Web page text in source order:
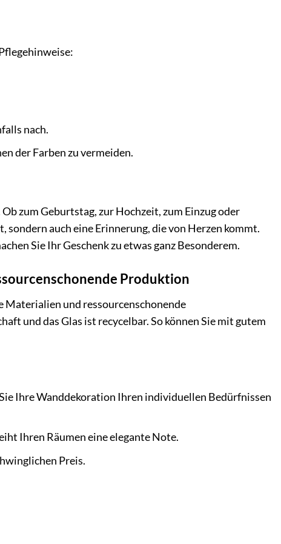
nach.
der Farben zu vermeiden.
zum Geburtstag, zur Hochzeit, zum Einzug oder
auch eine Erinnerung, die von Herzen kommt.
Sie Ihr Geschenk zu etwas ganz Besonderem.
Produktion
und ressourcenschonende
und das Glas ist recycelbar. So können Sie mit gutem
Ihre Wanddekoration Ihren individuellen Bedürfnissen
Ihren Räumen eine elegante Note.
Preis.